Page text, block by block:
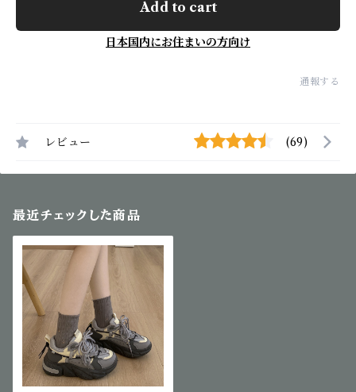
Add to cart
日本国内にお住まいの方向け
通報する
レビュー (69)
最近チェックした商品